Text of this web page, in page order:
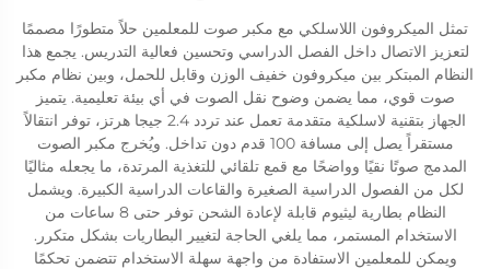
تمثل الميكروفون اللاسلكي مع مكبر صوت للمعلمين حلاً متطورًا مصممًا
لتعزيز الاتصال داخل الفصل الدراسي وتحسين فعالية التدريس. يجمع هذا
النظام المبتكر بين ميكروفون خفيف الوزن وقابل للحمل، وبين نظام مكبر
صوت قوي، مما يضمن وضوح نقل الصوت في أي بيئة تعليمية. يتميز
الجهاز بتقنية لاسلكية متقدمة تعمل عند تردد 2.4 جيجا هرتز، توفر انتقالاً
مستقراً يصل إلى مسافة 100 قدم دون تداخل. ويُخرج مكبر الصوت
المدمج صوتًا نقيًا وواضحًا مع قمع تلقائي للتغذية المرتدة، ما يجعله مثاليًا
لكل من الفصول الدراسية الصغيرة والقاعات الدراسية الكبيرة. ويشمل
النظام بطارية ليثيوم قابلة لإعادة الشحن توفر حتى 8 ساعات من
الاستخدام المستمر، مما يلغي الحاجة لتغيير البطاريات بشكل متكرر.
ويمكن للمعلمين الاستفادة من واجهة سهلة الاستخدام تتضمن تحكمًا